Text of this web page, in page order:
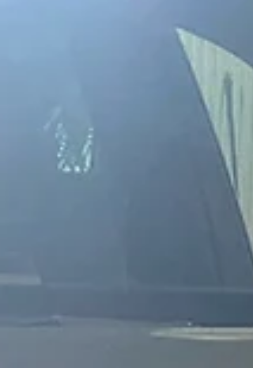
（W205）で多く見られるトラブルのひとつが、
エアコンの冷えが弱くなる症状 です。特に、 エ
コン冷媒ガス漏れ が原因となるケースは非常に
く、その際に交換が必要となる部品がエアコンコ
ンデンサです。 本記事では W205に多いエアコン
コンデンサのガス漏れ 交換作業のポイント エア
ンガス充填前に行う「真空引き」の重要性 につ
て、プロの視点から詳しく解説します。 ご相談
容 エアコンが効かなくなり、ディーラーで点検
てもらったところコンデンサから漏れていて交換
必要と言われたけど高額なので安く修理できない
か、とのご相談。 一度ご来店いただき点検して
ると確かにコンデンサから漏れ跡が確認できまし
た。 純正部品が約130,000円と高額でしたので社
外部品お探しし、半額ほどのお値段でご用意させ